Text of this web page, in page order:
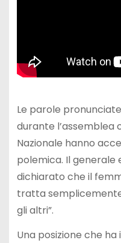
Le parole
durante l’assemblea
Nazionale hanno
polemica. Il
dichiarato che il
tratta
gli altri”.
Una posizione che